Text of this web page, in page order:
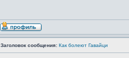
Заголовок сообщения: Как болеют Гавайци